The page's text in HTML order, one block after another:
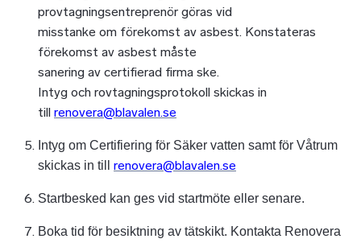
provtagningsentreprenör göras vid
misstanke om förekomst av asbest. Konstateras
förekomst av asbest måste
sanering av certifierad firma ske.
Intyg och rovtagningsprotokoll skickas in
till renovera@blavalen.se
Intyg om Certifiering för Säker vatten samt för Våtrum
skickas in till renovera@blavalen.se
Startbesked kan ges vid startmöte eller senare.
Boka tid för besiktning av tätskikt. Kontakta Renovera